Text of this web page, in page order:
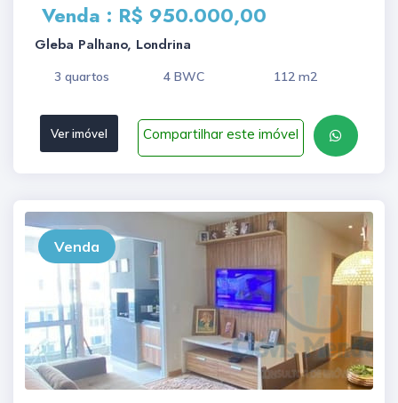
Venda : R$ 950.000,00
Gleba Palhano, Londrina
3 quartos 4 BWC 112 m2
Ver imóvel Compartilhar este imóvel
Venda